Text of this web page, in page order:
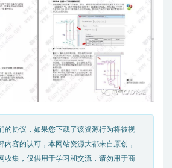
的协议，如果您下载了该资源行为将被视
内容的认可，本网站资源大都来自原创，
收集，仅供用于学习和交流，请勿用于商